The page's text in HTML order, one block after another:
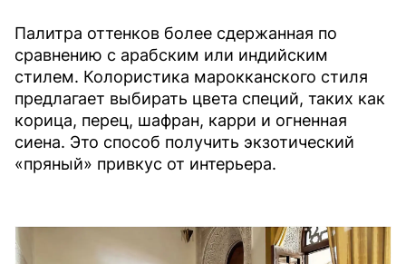
Палитра оттенков более сдержанная по
сравнению с арабским или индийским
стилем. Колористика марокканского стиля
предлагает выбирать цвета специй, таких как
корица, перец, шафран, карри и огненная
сиена. Это способ получить экзотический
«пряный» привкус от интерьера.